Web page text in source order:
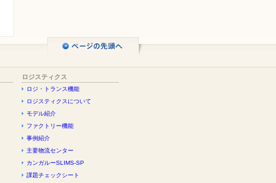
ロジスティクス
ロジ・トランス機能
ロジスティクスについて
モデル紹介
ファクトリー機能
事例紹介
主要物流センター
カンガルーSLIMS-SP
課題チェックシート